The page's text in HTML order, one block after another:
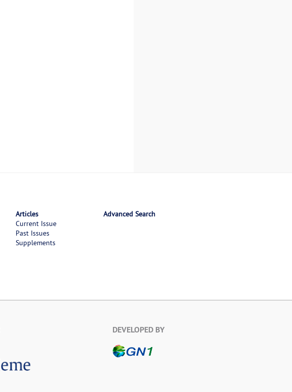
Articles
Current Issue
Past Issues
Supplements
Advanced Search
DEVELOPED BY